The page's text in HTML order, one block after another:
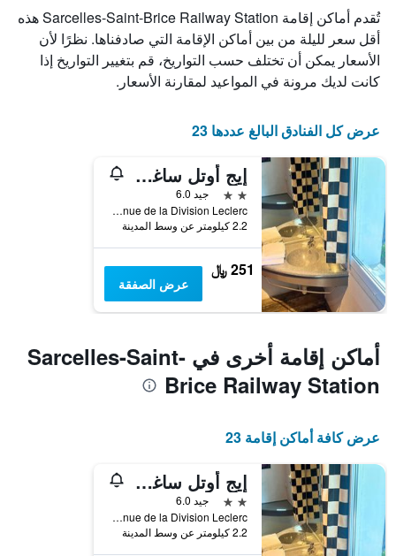
تُقدم أماكن إقامة Sarcelles-Saint-Brice Railway Station هذه
أقل سعر لليلة من بين أماكن الإقامة التي صادفناها. نظرًا لأن
الأسعار يمكن أن تختلف حسب التواريخ، قم بتغيير التواريخ إذا
كانت لديك مرونة في المواعيد لمقارنة الأسعار.
عرض كل الفنادق البالغ عددها 23
إيج أوتل ساغسل
2 نجمتين
جيد 6.0
Avenue de la Division Leclerc, سارسليس, إقليم فال دواز, فرنسا
2.2 كيلومتر عن وسط المدينة
251 ﷼
عرض الصفقة
أماكن إقامة أخرى في Sarcelles-Saint-
Brice Railway Station
عرض كافة أماكن إقامة 23
إيج أوتل ساغسل
2 نجمتين
جيد 6.0
Avenue de la Division Leclerc, سارسليس, إقليم فال دواز, فرنسا
2.2 كيلومتر عن وسط المدينة